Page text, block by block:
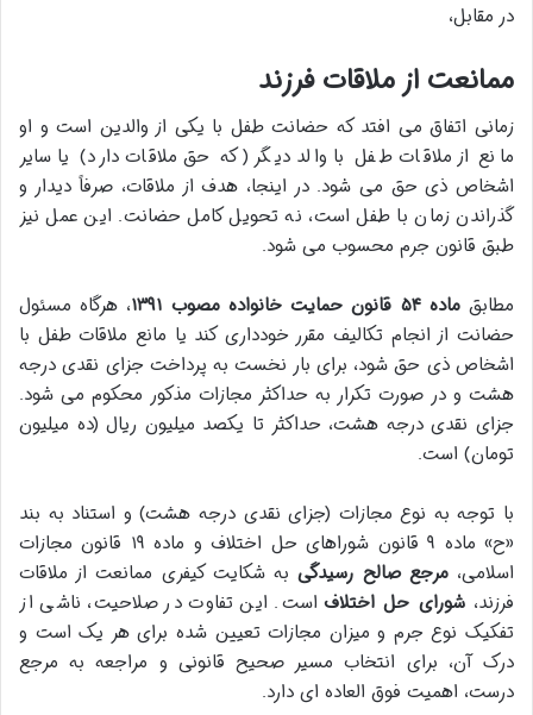
در مقابل،
ممانعت از ملاقات فرزند
زمانی اتفاق می افتد که حضانت طفل با یکی از والدین است و او
مانع از ملاقات طفل با والد دیگر (که حق ملاقات دارد) یا سایر
اشخاص ذی حق می شود. در اینجا، هدف از ملاقات، صرفاً دیدار و
گذراندن زمان با طفل است، نه تحویل کامل حضانت. این عمل نیز
طبق قانون جرم محسوب می شود.
مطابقماده ۵۴ قانون حمایت خانواده مصوب ۱۳۹۱
، هرگاه مسئول
حضانت از انجام تکالیف مقرر خودداری کند یا مانع ملاقات طفل با
اشخاص ذی حق شود، برای بار نخست به پرداخت جزای نقدی درجه
هشت و در صورت تکرار به حداکثر مجازات مذکور محکوم می شود.
جزای نقدی درجه هشت، حداکثر تا یکصد میلیون ریال (ده میلیون
تومان) است.
با توجه به نوع مجازات (جزای نقدی درجه هشت) و استناد به بند
«ح» ماده ۹ قانون شوراهای حل اختلاف و ماده ۱۹ قانون مجازات
اسلامی،مرجع صالح رسیدگیبه شکایت کیفری ممانعت از ملاقات
فرزند،شورای حل اختلاف است. این تفاوت در صلاحیت، ناشی از
تفکیک نوع جرم و میزان مجازات تعیین شده برای هر یک است و
درک آن، برای انتخاب مسیر صحیح قانونی و مراجعه به مرجع
درست، اهمیت فوق العاده ای دارد.